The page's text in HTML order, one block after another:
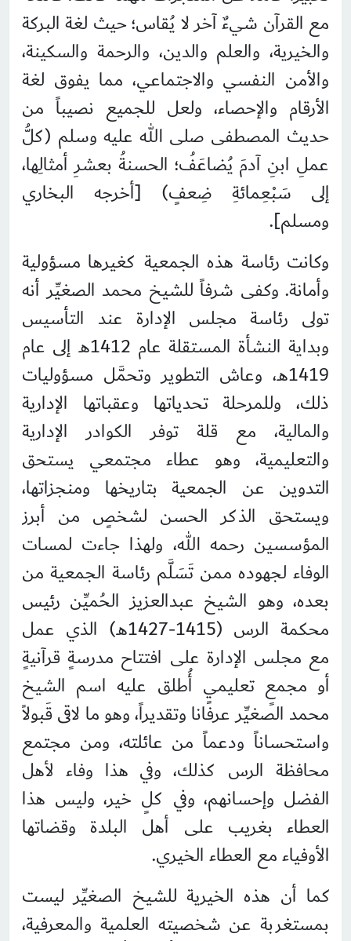
مع القرآن شيءٌ آخر لا يُقاس؛ حيث لغة البركة
والخيرية، والعلم والدين، والرحمة والسكينة،
والأمن النفسي والاجتماعي، مما يفوق لغة
الأرقام والإحصاء، ولعل للجميع نصيباً من
حديث المصطفى صلى الله عليه وسلم (كلُّ
عملِ ابنِ آدمَ يُضاعَفُ؛ الحسنةُ بعشرِ أمثالِها،
إلى سَبْعِمائةِ ضِعفٍ) [أخرجه البخاري
ومسلم].
وكانت رئاسة هذه الجمعية كغيرها مسؤولية
وأمانة. وكفى شرفاً للشيخ محمد الصغيِّر أنه
تولى رئاسة مجلس الإدارة عند التأسيس
وبداية النشأة المستقلة عام 1412هـ إلى عام
1419هـ، وعاش التطوير وتحمَّل مسؤوليات
ذلك، وللمرحلة تحدياتها وعقباتها الإدارية
والمالية، مع قلة توفر الكوادر الإدارية
والتعليمية، وهو عطاء مجتمعي يستحق
التدوين عن الجمعية بتاريخها ومنجزاتها،
ويستحق الذكر الحسن لشخصٍ من أبرز
المؤسسين رحمه الله، ولهذا جاءت لمسات
الوفاء لجهوده ممن تَسَلَّم رئاسة الجمعية من
بعده، وهو الشيخ عبدالعزيز الحُميِّن رئيس
محكمة الرس (1415-1427هـ) الذي عمل
مع مجلس الإدارة على افتتاح مدرسةٍ قرآنيةٍ
أو مجمعٍ تعليميٍ أُطلق عليه اسم الشيخ
محمد الصغيِّر عرفانا وتقديراً، وهو ما لاقى قَبولاً
واستحساناً ودعماً من عائلته، ومن مجتمع
محافظة الرس كذلك، وفي هذا وفاء لأهل
الفضل وإحسانهم، وفي كلٍ خير، وليس هذا
العطاء بغريب على أهل البلدة وقضاتها
الأوفياء مع العطاء الخيري.
كما أن هذه الخيرية للشيخ الصغيِّر ليست
بمستغربة عن شخصيته العلمية والمعرفية،